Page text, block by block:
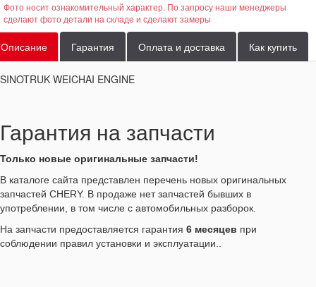
Фото носит ознакомительный характер. По запросу наши менеджеры
сделают фото детали на складе и сделают замеры
Описание Гарантия Оплата и доставка Как купить
SINOTRUK WEICHAI ENGINE
Гарантия на запчасти
Только новые оригинальные запчасти!
В каталоге сайта представлен перечень новых оригинальных
запчастей CHERY. В продаже нет запчастей бывших в
употреблении, в том числе с автомобильных разборок.
На запчасти предоставляется гарантия 6 месяцев при
соблюдении правил установки и эксплуатации..